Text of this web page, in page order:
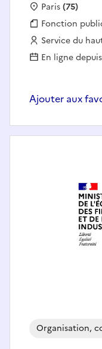
Localisation :
Paris(75)
Fonction
Fonction
Employeur :
Service du
En ligne
Ajouter aux
Organisation,